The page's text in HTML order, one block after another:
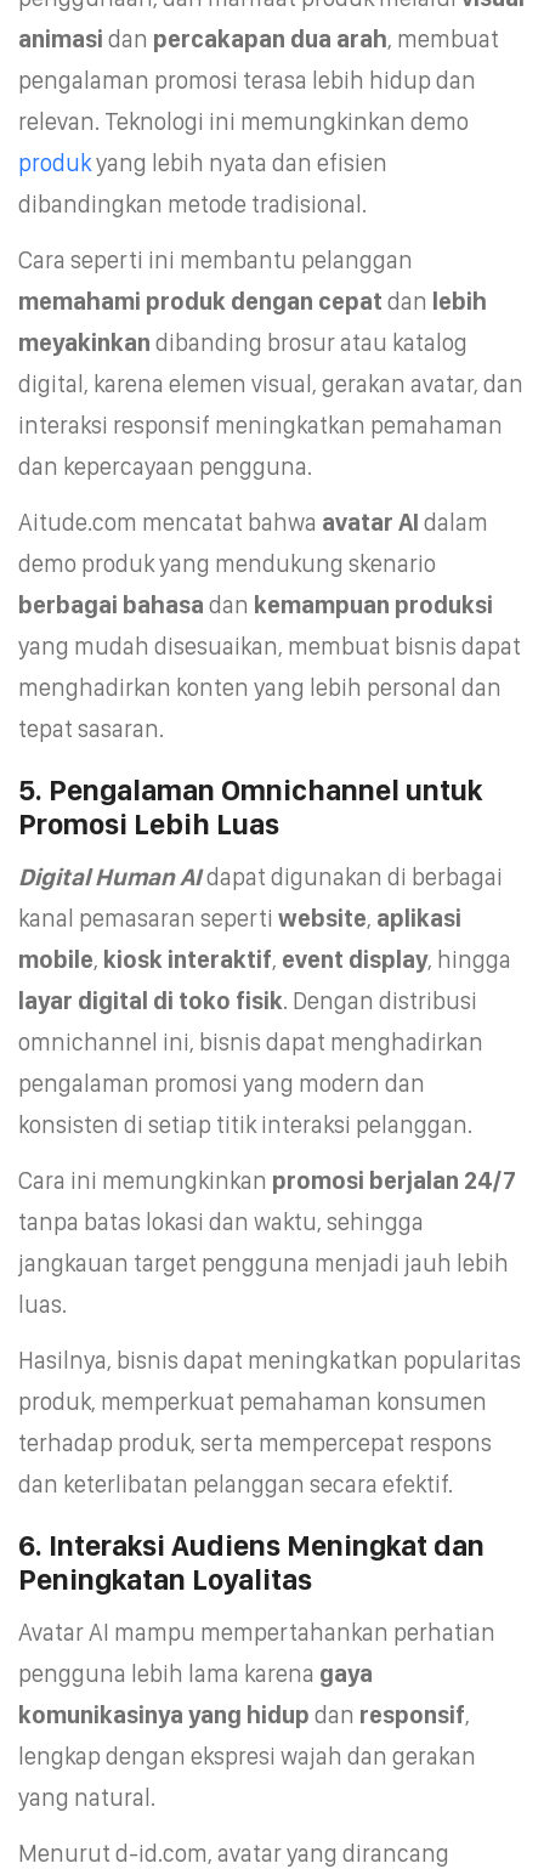
animasi dan percakapan dua arah, membuat
pengalaman promosi terasa lebih hidup dan
relevan. Teknologi ini memungkinkan demo
produkyang lebih nyata dan efisien
dibandingkan metode tradisional.
Cara seperti ini membantu pelanggan
memahami produk dengan cepat dan lebih
meyakinkan dibanding brosur atau katalog
digital, karena elemen visual, gerakan avatar, dan
interaksi responsif meningkatkan pemahaman
dan kepercayaan pengguna.
Aitude.com mencatat bahwa avatar AI dalam
demo produk yang mendukung skenario
berbagai bahasa dan kemampuan produksi
yang mudah disesuaikan, membuat bisnis dapat
menghadirkan konten yang lebih personal dan
tepat sasaran.
5. Pengalaman Omnichannel untuk
Promosi Lebih Luas
Digital Human AIdapat digunakan di berbagai
kanal pemasaran seperti website, aplikasi
mobile, kiosk interaktif, event display, hingga
layar digital di toko fisik. Dengan distribusi
omnichannel ini, bisnis dapat menghadirkan
pengalaman promosi yang modern dan
konsisten di setiap titik interaksi pelanggan.
Cara ini memungkinkan promosi berjalan 24/7
tanpa batas lokasi dan waktu, sehingga
jangkauan target pengguna menjadi jauh lebih
luas.
Hasilnya, bisnis dapat meningkatkan popularitas
produk, memperkuat pemahaman konsumen
terhadap produk, serta mempercepat respons
dan keterlibatan pelanggan secara efektif.
6. Interaksi Audiens Meningkat dan
Peningkatan Loyalitas
Avatar AI mampu mempertahankan perhatian
pengguna lebih lama karena gaya
komunikasinya yang hidup dan responsif,
lengkap dengan ekspresi wajah dan gerakan
yang natural.
Menurut d-id.com, avatar yang dirancang